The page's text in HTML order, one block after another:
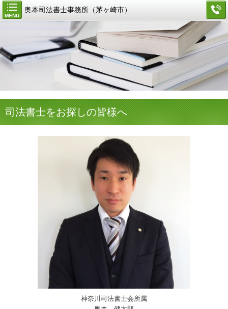
MENU
奥本司法書士事務所（茅ヶ崎市）
司法書士をお探しの皆様へ
神奈川司法書士会所属